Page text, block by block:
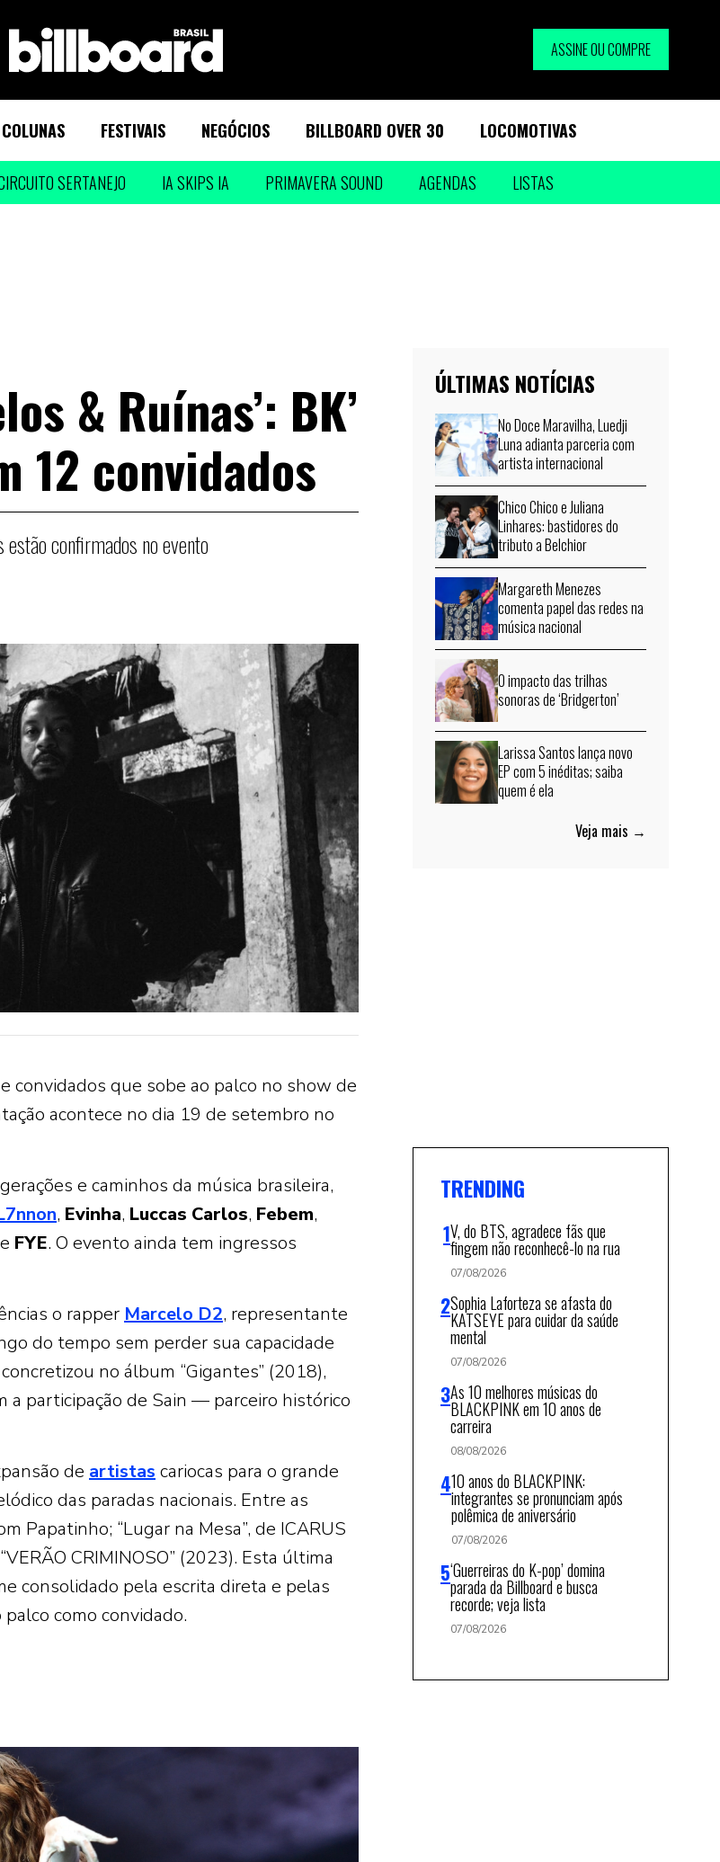
ASSINE OU COMPRE
COLUNAS FESTIVAIS NEGÓCIOS BILLBOARD OVER 30 LOCOMOTIVAS
SERTANEJO IA SKIPS IA PRIMAVERA SOUND AGENDAS LISTAS
& Ruínas’: BK’
12 convidados
confirmados no evento
convidados que sobe ao palco no show de
acontece no dia 19 de setembro no
e caminhos da música brasileira,
, Evinha, Luccas Carlos, Febem,
e FYE. O evento ainda tem ingressos
o rapper Marcelo D2, representante
do tempo sem perder sua capacidade
no álbum “Gigantes” (2018),
a participação de Sain — parceiro histórico
de artistas cariocas para o grande
das paradas nacionais. Entre as
Papatinho; “Lugar na Mesa”, de ICARUS
CRIMINOSO” (2023). Esta última
consolidado pela escrita direta e pelas
como convidado.
ÚLTIMAS NOTÍCIAS
No Doce Maravilha, Luedji
Luna adianta parceria com
artista internacional
Chico Chico e Juliana
Linhares: bastidores do
tributo a Belchior
Margareth Menezes
comenta papel das redes na
música nacional
O impacto das trilhas
sonoras de ‘Bridgerton’
Larissa Santos lança novo
EP com 5 inéditas; saiba
quem é ela
Veja mais →
TRENDING
V, do BTS, agradece fãs que
fingem não reconhecê-lo na rua
07/08/2026
Sophia Laforteza se afasta do
KATSEYE para cuidar da saúde
mental
07/08/2026
As 10 melhores músicas do
BLACKPINK em 10 anos de
carreira
08/08/2026
10 anos do BLACKPINK:
integrantes se pronunciam após
polêmica de aniversário
07/08/2026
‘Guerreiras do K-pop’ domina
parada da Billboard e busca
recorde; veja lista
07/08/2026